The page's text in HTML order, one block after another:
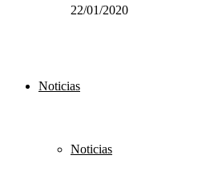
22/01/2020
Noticias
Noticias